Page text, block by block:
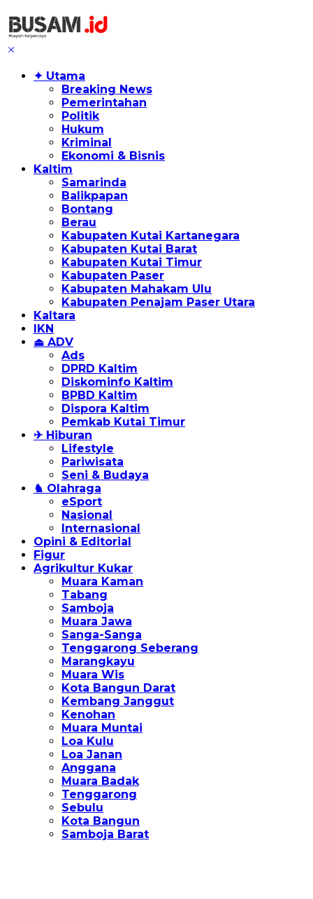
✦ Utama
Breaking News
Pemerintahan
Politik
Hukum
Kriminal
Ekonomi & Bisnis
Kaltim
Samarinda
Balikpapan
Bontang
Berau
Kabupaten Kutai Kartanegara
Kabupaten Kutai Barat
Kabupaten Kutai Timur
Kabupaten Paser
Kabupaten Mahakam Ulu
Kabupaten Penajam Paser Utara
Kaltara
IKN
⏏ ADV
Ads
DPRD Kaltim
Diskominfo Kaltim
BPBD Kaltim
Dispora Kaltim
Pemkab Kutai Timur
✈ Hiburan
Lifestyle
Pariwisata
Seni & Budaya
♞ Olahraga
eSport
Nasional
Internasional
Opini & Editorial
Figur
Agrikultur Kukar
Muara Kaman
Tabang
Samboja
Muara Jawa
Sanga-Sanga
Tenggarong Seberang
Marangkayu
Muara Wis
Kota Bangun Darat
Kembang Janggut
Kenohan
Muara Muntai
Loa Kulu
Loa Janan
Anggana
Muara Badak
Tenggarong
Sebulu
Kota Bangun
Samboja Barat